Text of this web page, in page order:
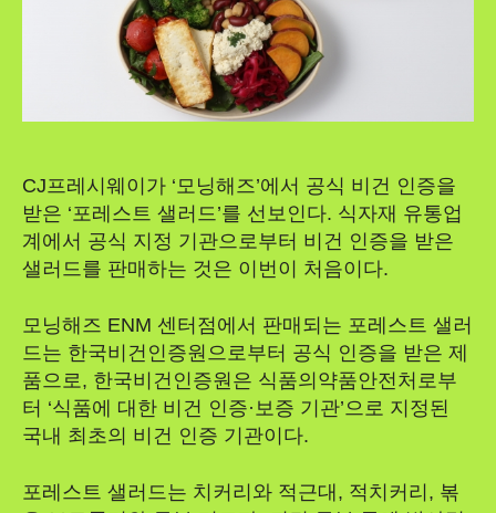
CJ프레시웨이가 ‘모닝해즈’에서 공식 비건 인증을
받은 ‘포레스트 샐러드’를 선보인다. 식자재 유통업
계에서 공식 지정 기관으로부터 비건 인증을 받은
샐러드를 판매하는 것은 이번이 처음이다.
모닝해즈 ENM 센터점에서 판매되는 포레스트 샐러
드는 한국비건인증원으로부터 공식 인증을 받은 제
품으로, 한국비건인증원은 식품의약품안전처로부
터 ‘식품에 대한 비건 인증·보증 기관’으로 지정된
국내 최초의 비건 인증 기관이다.
포레스트 샐러드는 치커리와 적근대, 적치커리, 볶